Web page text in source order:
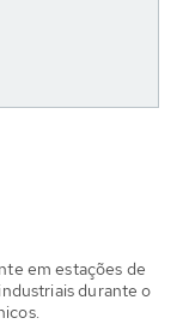
em estações de
durante o